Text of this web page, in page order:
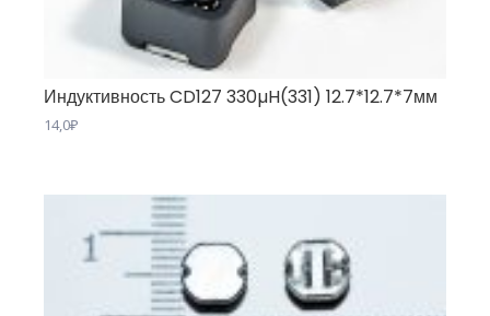
Индуктивность CD127 330µH(331) 12.7*12.7*7мм
14,0₽